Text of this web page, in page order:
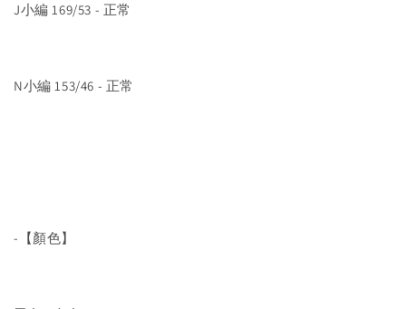
J小編 169/53 - 正常
N小編 153/46 - 正常
-【顏色】